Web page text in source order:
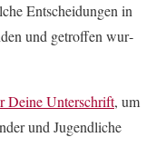
Entschei­dun­gen in
und getrof­fen wur­
Deine Unter­schrift, um
und Jugendliche